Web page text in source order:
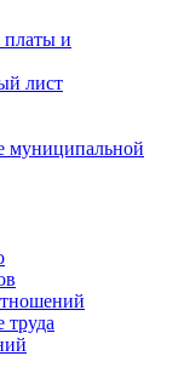
платы и
лист
муниципальной
труда